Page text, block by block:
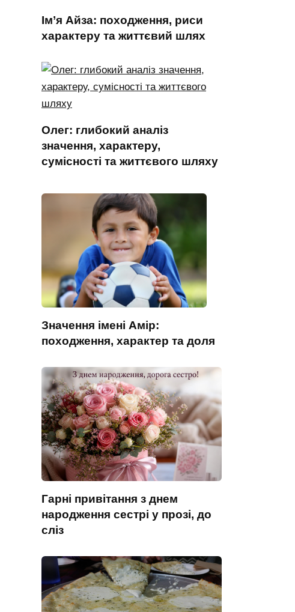
Ім’я Айза: походження, риси
характеру та життєвий шлях
Олег: глибокий аналіз
значення, характеру,
сумісності та життєвого шляху
Значення імені Амір:
походження, характер та доля
Гарні привітання з днем
народження сестрі у прозі, до
сліз